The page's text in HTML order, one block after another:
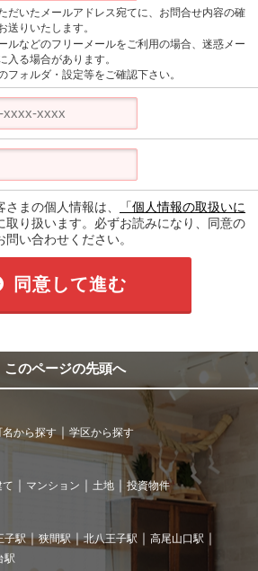
だいたメールアドレス宛てに、お問合せ内容の確
送りいたします。
ルなどのフリーメールをご利用の場合、迷惑メー
入る場合があります。
フォルダ・設定等をご確認下さい。
まの個人情報は、
「個人情報の取扱いに
取り扱います。必ずお読みになり、同意の
問い合わせください。
同意して進む
このページの先頭へ
名から探す 学区から探す
て マンション 土地 投資物件
子駅 狭間駅 北八王子駅
高尾山口駅
駅